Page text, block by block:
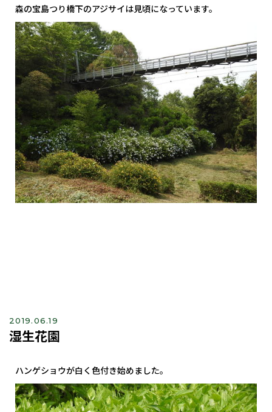
森の宝島つり橋下のアジサイは見頃になっています。
2019.06.19
湿生花園
ハンゲショウが白く色付き始めました。